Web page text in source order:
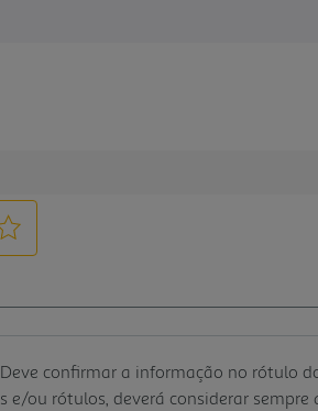
Deve confirmar a informação no rótulo
e/ou rótulos, deverá considerar